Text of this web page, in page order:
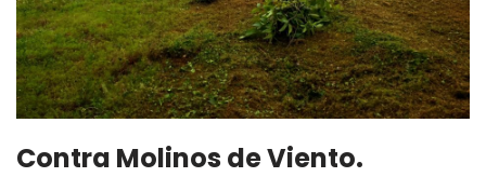
Contra Molinos de Viento.